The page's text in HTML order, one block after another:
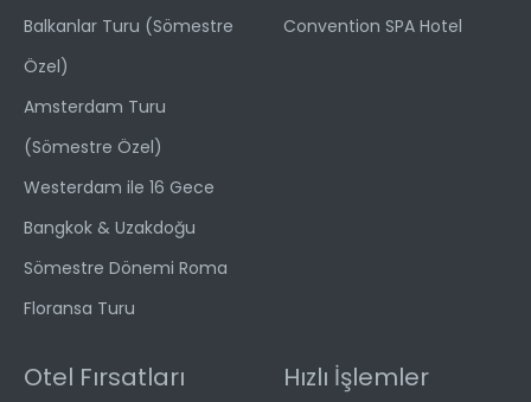
Balkanlar Turu (Sömestre
Özel)
Amsterdam Turu
(Sömestre Özel)
Westerdam ile 16 Gece
Bangkok & Uzakdoğu
Sömestre Dönemi Roma
Floransa Turu
Convention SPA Hotel
Otel Fırsatları Hızlı İşlemler